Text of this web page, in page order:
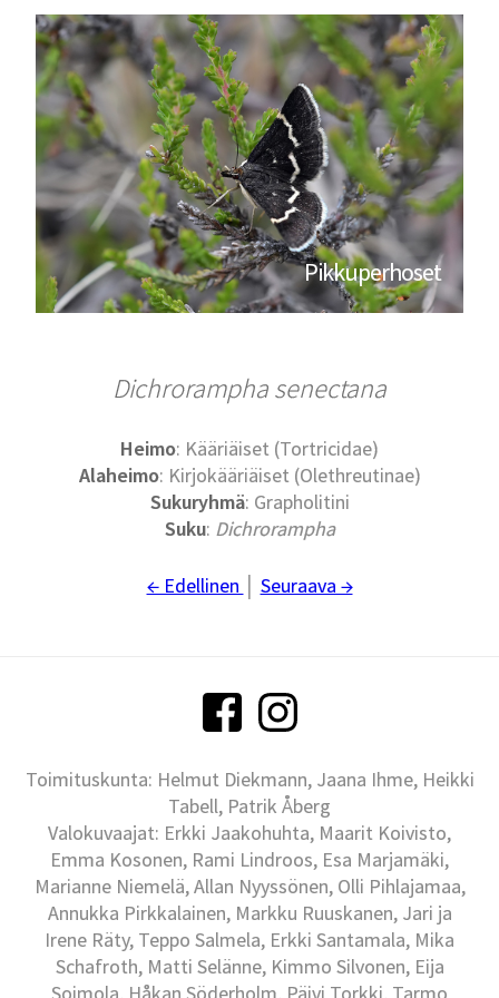
Pikkuperhoset
Dichrorampha senectana
Heimo: Kääriäiset (Tortricidae)
Alaheimo: Kirjokääriäiset (Olethreutinae)
Sukuryhmä: Grapholitini
Suku: Dichrorampha
← Edellinen Seuraava →
Toimituskunta: Helmut Diekmann, Jaana Ihme, Heikki
Tabell, Patrik Åberg
Valokuvaajat: Erkki Jaakohuhta, Maarit Koivisto,
Emma Kosonen, Rami Lindroos, Esa Marjamäki,
Marianne Niemelä, Allan Nyyssönen, Olli Pihlajamaa,
Annukka Pirkkalainen, Markku Ruuskanen, Jari ja
Irene Räty, Teppo Salmela, Erkki Santamala, Mika
Schafroth, Matti Selänne, Kimmo Silvonen, Eija